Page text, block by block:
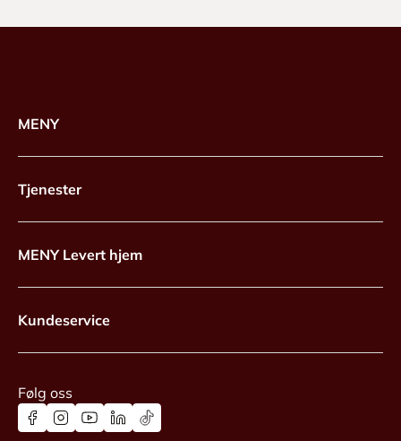
MENY
Tjenester
MENY Levert hjem
Kundeservice
Følg oss